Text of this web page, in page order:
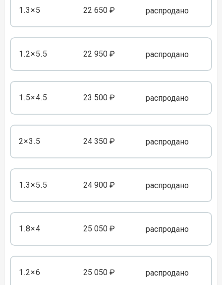
1.3×5 22 650 ₽ распродано
1.2×5.5 22 950 ₽ распродано
1.5×4.5 23 500 ₽ распродано
2×3.5 24 350 ₽ распродано
1.3×5.5 24 900 ₽ распродано
1.8×4 25 050 ₽ распродано
1.2×6 25 050 ₽ распродано